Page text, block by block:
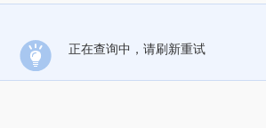
正在查询中，请刷新重试